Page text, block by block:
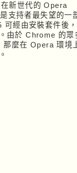
新世代的 Opera
支持者最失望的一
可經由安裝套件後，
由於 Chrome 的眾
那麼在 Opera 環境